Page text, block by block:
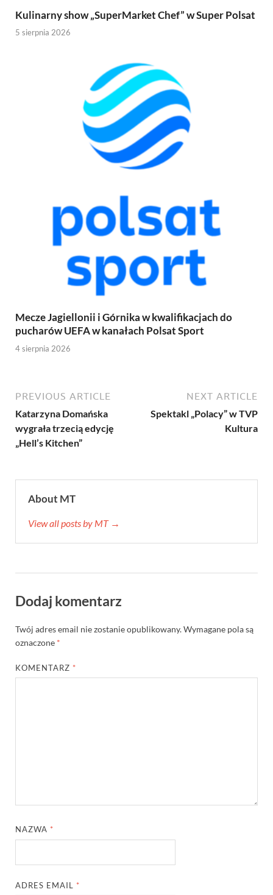
Kulinarny show „SuperMarket Chef” w Super Polsat
5 sierpnia 2026
Mecze Jagiellonii i Górnika w kwalifikacjach do
pucharów UEFA w kanałach Polsat Sport
4 sierpnia 2026
PREVIOUS ARTICLE
Katarzyna Domańska
wygrała trzecią edycję
„Hell’s Kitchen”
NEXT ARTICLE
Spektakl „Polacy” w TVP
Kultura
About MT
View all posts by MT →
Dodaj komentarz
Twój adres email nie zostanie opublikowany.Wymagane pola są
oznaczone *
KOMENTARZ *
NAZWA *
ADRES EMAIL *